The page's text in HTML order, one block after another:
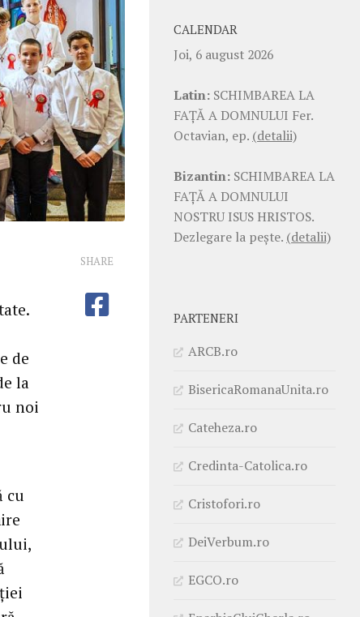
de
la
noi
cu
SHARE
CALENDAR
Joi, 6 august 2026
Latin: SCHIMBAREA LA
FAŢĂ A DOMNULUI Fer.
Octavian, ep. (detalii)
Bizantin: SCHIMBAREA LA
FAŢĂ A DOMNULUI
NOSTRU ISUS HRISTOS.
Dezlegare la pește. (detalii)
PARTENERI
ARCB.ro
BisericaRomanaUnita.ro
Cateheza.ro
Credinta-Catolica.ro
Cristofori.ro
DeiVerbum.ro
EGCO.ro